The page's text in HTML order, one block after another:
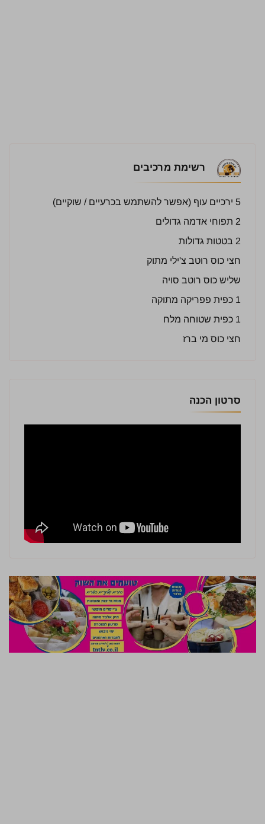
רשימת מרכיבים
5 ירכיים עוף (אפשר להשתמש בכרעיים / שוקיים)
2 תפוחי אדמה גדולים
2 בטטות גדולות
חצי כוס רוטב צ'ילי מתוק
שליש כוס רוטב סויה
1 כפית פפריקה מתוקה
1 כפית שטוחה מלח
חצי כוס מי ברז
סרטון הכנה